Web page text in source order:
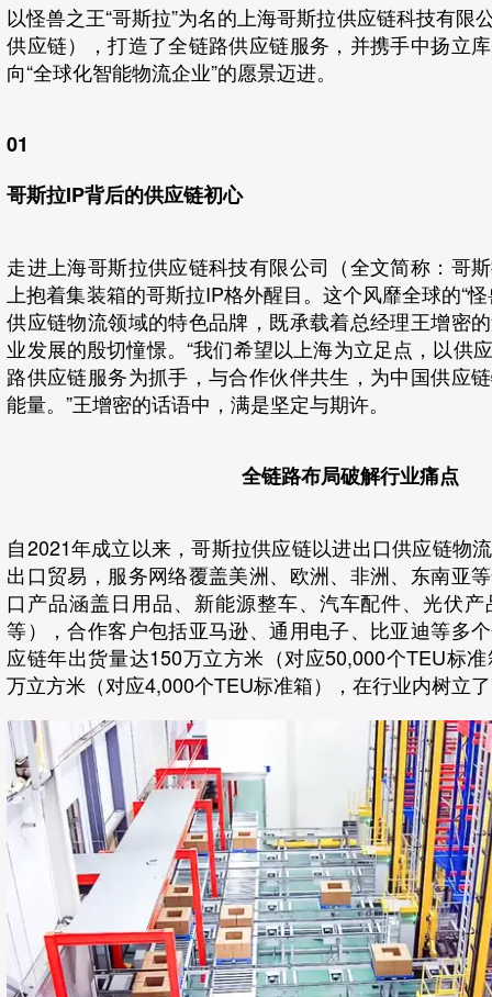
以怪兽之王“哥斯拉”为名的上海哥斯拉供应链科技有限
供应链），打造了全链路供应链服务，并携手中扬立
向“全球化智能物流企业”的愿景迈进。
01
哥斯拉IP背后的供应链初心
走进上海哥斯拉供应链科技有限公司（全文简称：哥
上抱着集装箱的哥斯拉IP格外醒目。这个风靡全球的“
供应链物流领域的特色品牌，既承载着总经理王增密
业发展的殷切憧憬。“我们希望以上海为立足点，以供
路供应链服务为抓手，与合作伙伴共生，为中国供应
能量。”王增密的话语中，满是坚定与期许。
全链路布局破解行业痛点
自2021年成立以来，哥斯拉供应链以进出口供应链物
出口贸易，服务网络覆盖美洲、欧洲、非洲、东南亚
口产品涵盖日用品、新能源整车、汽车配件、光伏
等），合作客户包括亚马逊、通用电子、比亚迪等多
应链年出货量达150万立方米（对应50,000个TEU标
万立方米（对应4,000个TEU标准箱），在行业内树立